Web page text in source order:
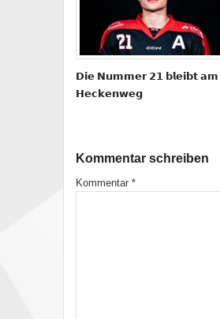
𝗗𝗶𝗲 𝗡𝘂𝗺𝗺𝗲𝗿 𝟮𝟭 𝗯𝗹𝗲𝗶𝗯𝘁 𝗮𝗺
𝗛𝗲𝗰𝗸𝗲𝗻𝘄𝗲𝗴
Kommentar schreiben
Kommentar *